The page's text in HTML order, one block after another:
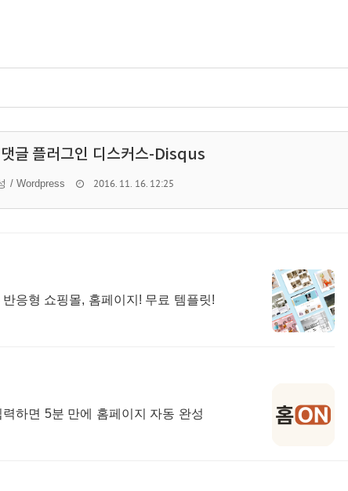
글 플러그인 디스커스-Disqus
/ Wordpress 2016. 11. 16. 12:25
응형 쇼핑몰, 홈페이지! 무료 템플릿!
하면 5분 만에 홈페이지 자동 완성